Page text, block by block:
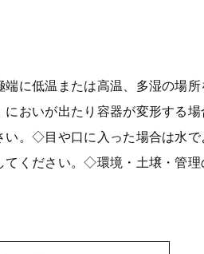
に低温または高温、多湿の場
おいが出たり容器が変形する
。◇目や口に入った場合は水
ください。◇環境・土壌・管